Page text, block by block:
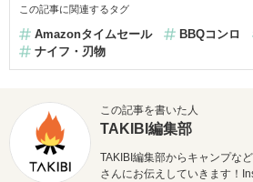
この記事に関連するタグ
Amazonタイムセール BBQコンロ
ナイフ・刃物
この記事を書いた人
TAKIBI編集部
TAKIBI編集部からキャンプな
さんにお伝えしていきます！